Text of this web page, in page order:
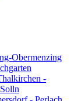
Obermenzing
-